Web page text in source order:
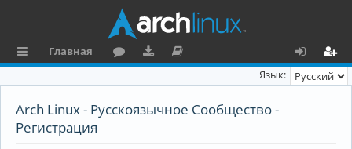
л
Главная
х
ег
Язык:
Arch Linux - Русскоязычное Сообщество -
Регистрация